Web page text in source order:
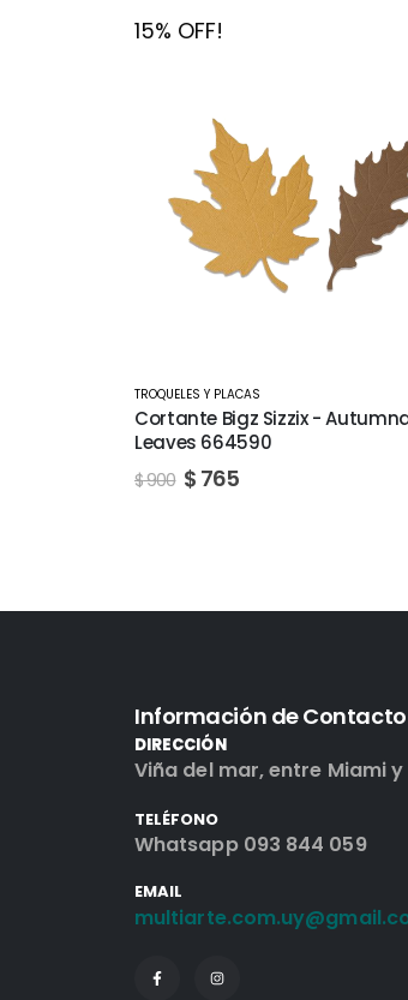
15% OFF!
TROQUELES Y PLACAS
Cortante Bigz Sizzix - Forest
664593
$800 $ 680
Información de Contacto
DIRECCIÓN
Viña del mar, entre Miami
TELÉFONO
Whatsapp 093 844 059
EMAIL